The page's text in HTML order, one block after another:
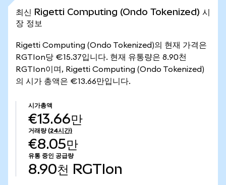
최신 Rigetti Computing (Ondo Tokenized) 시
장 정보
Rigetti Computing (Ondo Tokenized)의 현재 가격은
RGTIon당 €15.37입니다. 현재 유통량은 8.90천
RGTIon이며, Rigetti Computing (Ondo Tokenized)
의 시가 총액은 €13.66만입니다.
시가총액
€13.66만
거래량 (24시간)
€8.05만
유통 중인 공급량
8.90천 RGTIon